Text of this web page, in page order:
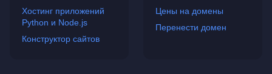
Хостинг приложений
Python и Node.js
Конструктор сайтов
Цены на домены
Перенести домен